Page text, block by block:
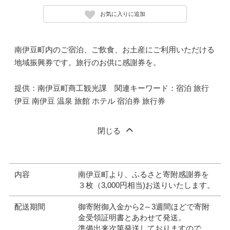
お気に入りに追加
南伊豆町内のご宿泊、ご飲食、お土産にご利用いただける
地域振興券です。旅行のお供に感謝券を。
提供：南伊豆町商工観光課 関連キーワード：宿泊 旅行
伊豆 南伊豆 温泉 旅館 ホテル 宿泊券 旅行券
閉じる
内容
南伊豆町より、ふるさと寄附感謝券を
３枚（3,000円相当)お送りいたします。
配送期間
御寄附御入金から2～3週間ほどで寄附
金受領証明書とあわせて発送。
準備出来次第発送しておりますので、